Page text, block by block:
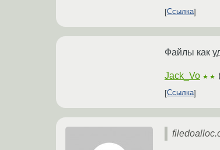
Ссылка
Файлы как
Jack_Vo ★★
Ссылка